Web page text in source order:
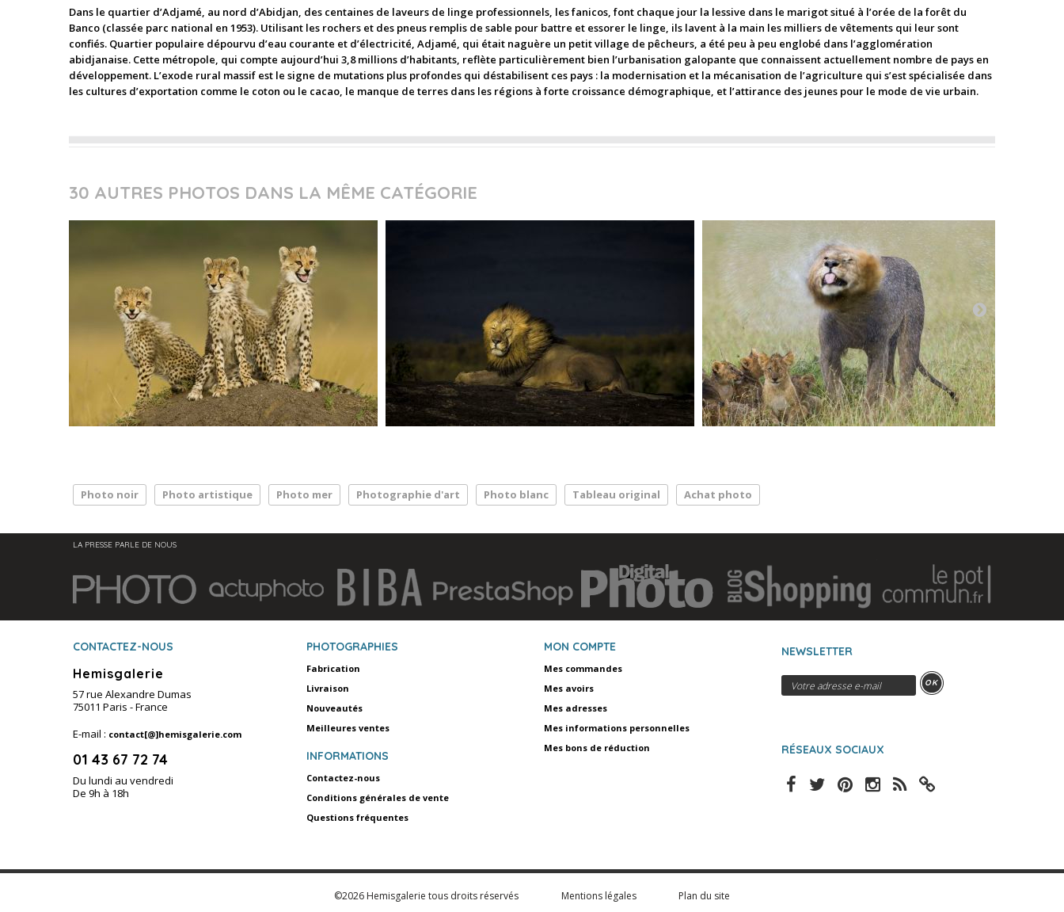
Dans le quartier d’Adjamé, au nord d’Abidjan, des centaines de laveurs de linge professionnels, les fanicos, font chaque jour la lessive dans le marigot situé à l’orée de la forêt du
Banco (classée parc national en 1953). Utilisant les rochers et des pneus remplis de sable pour battre et essorer le linge, ils lavent à la main les milliers de vêtements qui leur sont
confiés. Quartier populaire dépourvu d’eau courante et d’électricité, Adjamé, qui était naguère un petit village de pêcheurs, a été peu à peu englobé dans l’agglomération
abidjanaise. Cette métropole, qui compte aujourd’hui 3,8 millions d’habitants, reflète particulièrement bien l’urbanisation galopante que connaissent actuellement nombre de pays en
développement. L’exode rural massif est le signe de mutations plus profondes qui déstabilisent ces pays : la modernisation et la mécanisation de l’agriculture qui s’est spécialisée dans
les cultures d’exportation comme le coton ou le cacao, le manque de terres dans les régions à forte croissance démographique, et l’attirance des jeunes pour le mode de vie urbain.
30 AUTRES PHOTOS DANS LA MÊME CATÉGORIE
Photo noir Photo artistique Photo mer Photographie d'art Photo blanc Tableau original Achat photo
LA PRESSE PARLE DE NOUS
CONTACTEZ-NOUS
Hemisgalerie
57 rue Alexandre Dumas
75011 Paris - France
E-mail : contact[@]hemisgalerie.com
01 43 67 72 74
Du lundi au vendredi
De 9h à 18h
PHOTOGRAPHIES
Fabrication
Livraison
Nouveautés
Meilleures ventes
INFORMATIONS
Contactez-nous
Conditions générales de vente
Questions fréquentes
MON COMPTE
Mes commandes
Mes avoirs
Mes adresses
Mes informations personnelles
Mes bons de réduction
NEWSLETTER
OK
RÉSEAUX SOCIAUX
©2026 Hemisgalerie tous droits réservés Mentions légales Plan du site